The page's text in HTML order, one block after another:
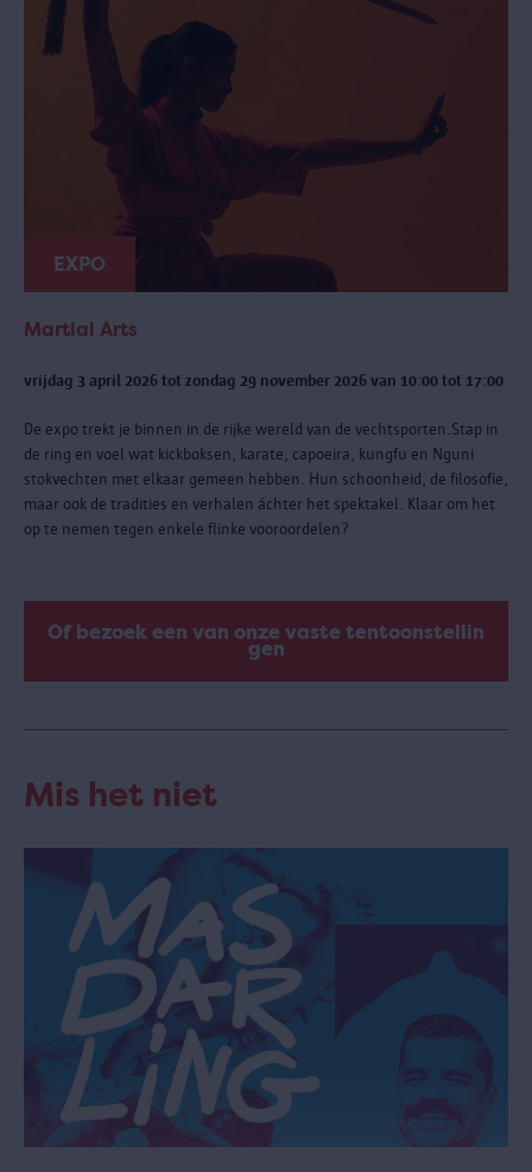
EXPO
Martial Arts
vrijdag 3 april 2026 tot zondag 29 november 2026 van 10:00 tot 17:00
De expo trekt je binnen in de rijke wereld van de vechtsporten.Stap in
de ring en voel wat kickboksen, karate, capoeira, kungfu en Nguni
stokvechten met elkaar gemeen hebben. Hun schoonheid, de filosofie,
maar ook de tradities en verhalen áchter het spektakel. Klaar om het
op te nemen tegen enkele flinke vooroordelen?
Of bezoek een van onze vaste tentoonstellin
gen
Mis het niet